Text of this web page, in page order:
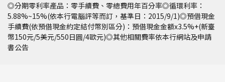
◎分期零利率產品：零手續費、零總費用年百分率◎循環利率：
5.88%~15%(依本行電腦評等而訂，基準日：2015/9/1)◎預借現金
手續費(依預借現金約定結付幣別區分)：預借現金金額x3.5%+(新臺
幣150元/5美元/550日圓/4歐元)◎其他相關費率依本行網站及申請
書公告